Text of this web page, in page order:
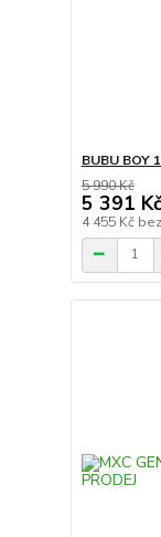
BUBU BOY
5 990 Kč
5 391 Kč
4 455 Kč